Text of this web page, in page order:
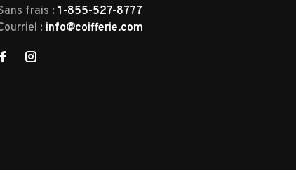
frais : 1-855-527-8777
: info@coifferie.com